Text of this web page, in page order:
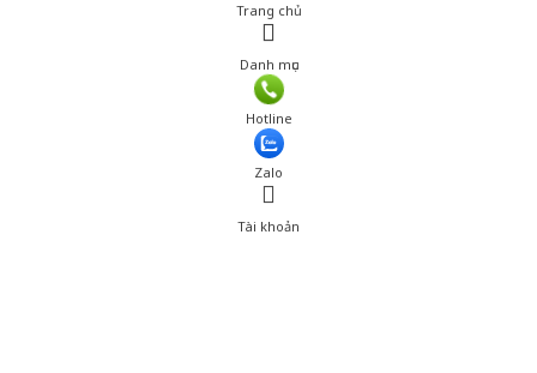
Trang chủ
Danh mục
Hotline
Zalo
Tài khoản